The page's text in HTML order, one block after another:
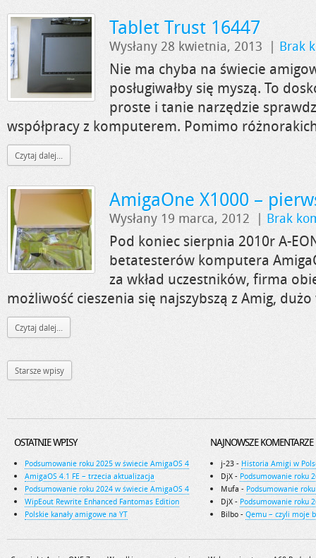
Tablet Trust 16447
Wysłany 28 kwietnia, 2013 | Brak
Nie ma chyba na świecie
posługiwałby się myszą. To
proste i tanie narzędzie
współpracy z komputerem. Pomimo
Czytaj dalej...
AmigaOne X1000 –
Wysłany 19 marca, 2012 | Brak
Pod koniec sierpnia 2010r A-
betatesterów komputera
za wkład uczestników, firma
możliwość cieszenia się najszybszą z Amig,
Czytaj dalej...
Starsze wpisy
OSTATNIE WPISY
Podsumowanie roku 2025 w świecie AmigaOS 4
AmigaOS 4.1 FE – trzecia aktualizacja
Podsumowanie roku 2024 w świecie AmigaOS 4
WipEout Rewrite Enhanced Fantomas Edition
Polskie kanały amigowe na YT
NAJNOWSZE KOMENTARZE
j-23 - Historia Amigi w
DjX - Podsumowanie roku
Mufa - Podsumowanie
DjX - Podsumowanie roku
Bilbo - Qemu – czyli moje